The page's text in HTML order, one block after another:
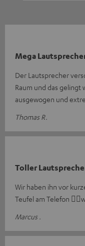
Mega
Der Lautsprecher
Raum und das gelingt
ausgewogen und
Thomas R.
Toller
Wir haben ihn vor
Teufel am Telefon
Marcus .